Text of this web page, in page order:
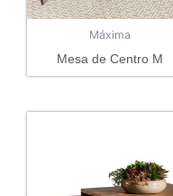
Máxima
Mesa de Centro M